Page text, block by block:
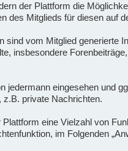
der Plattform die
des Mitglieds für diesen auf
sind vom Mitglied generierte
insbesondere
jedermann eingesehen und
private Nachrichten.
eine Vielzahl von
im Folgenden